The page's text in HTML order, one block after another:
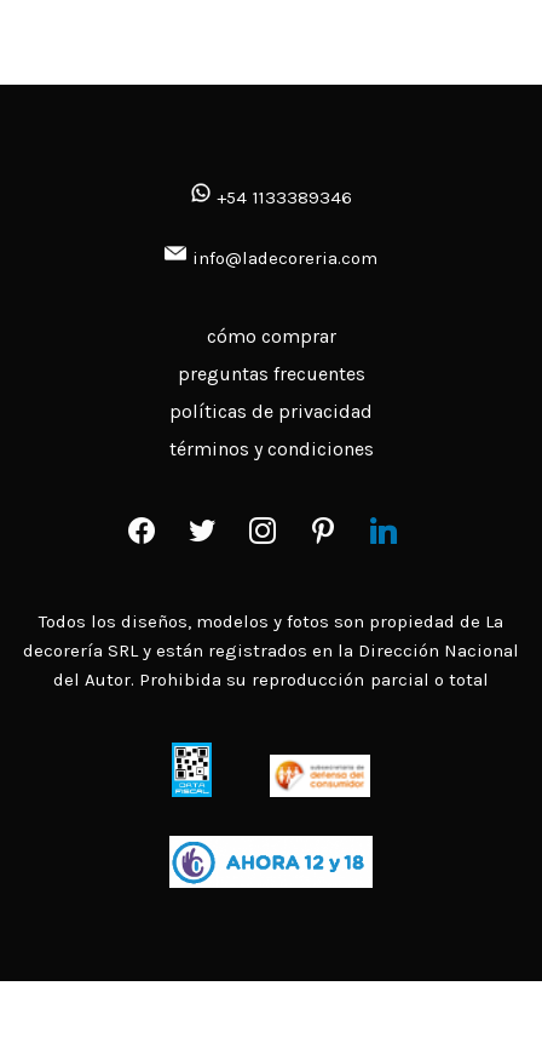
+54 1133389346
info@ladecoreria.com
cómo comprar
preguntas frecuentes
políticas de privacidad
términos y condiciones
facebooktwitter instagrampinterestlinkedin
Todos los diseños, modelos y fotos son propiedad de La
decorería SRL y están registrados en la Dirección Nacional
del Autor. Prohibida su reproducción parcial o total